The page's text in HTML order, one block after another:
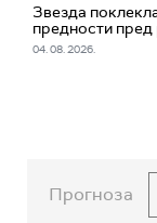
Звезда
предности
04. 08. 2026.
Прогноза